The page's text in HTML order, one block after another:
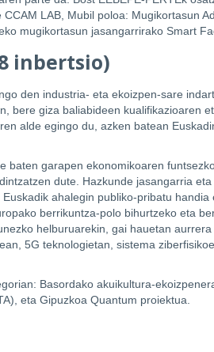
LAB, Mubil poloa: Mugikortasun
mugikortasun jasangarrirako Smart
inbertsio)
den industria- eta ekoizpen-sare
bere giza baliabideen kualifikazioaren
alde egingo du, azken batean
baten garapen ekonomikoaren
dute. Hazkunde jasangarria
ahalegin publiko-pribatu handia
berrikuntza-polo bihurtzeko eta
helburuarekin, gai hauetan aurrera
5G teknologietan, sistema
Basordako akuikultura-
eta Gipuzkoa Quantum proiektua.